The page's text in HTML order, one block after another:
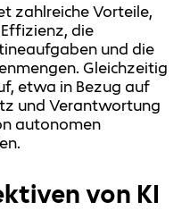
zahlreiche Vorteile,
die
und die
Gleichzeitig
etwa in Bezug auf
und Verantwortung
autonomen
von KI